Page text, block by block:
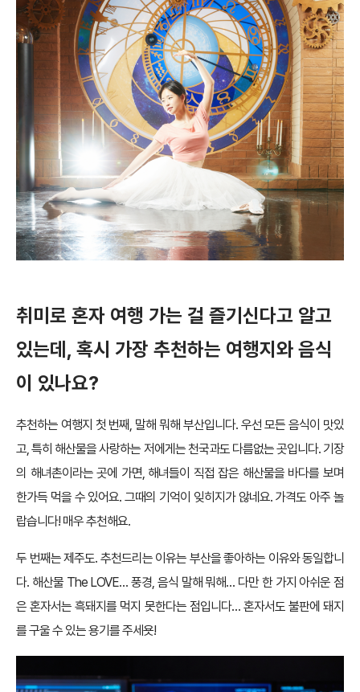
취미로 혼자 여행 가는 걸 즐기신다고 알고
있는데, 혹시 가장 추천하는 여행지와 음식
이 있나요?
추천하는 여행지 첫 번째, 말해 뭐해 부산입니다. 우선 모든 음식이 맛있
고, 특히 해산물을 사랑하는 저에게는 천국과도 다름없는 곳입니다. 기장
의 해녀촌이라는 곳에 가면, 해녀들이 직접 잡은 해산물을 바다를 보며
한가득 먹을 수 있어요. 그때의 기억이 잊히지가 않네요. 가격도 아주 놀
랍습니다! 매우 추천해요.
두 번째는 제주도. 추천드리는 이유는 부산을 좋아하는 이유와 동일합니
다. 해산물 The LOVE… 풍경, 음식 말해 뭐해… 다만 한 가지 아쉬운 점
은 혼자서는 흑돼지를 먹지 못한다는 점입니다… 혼자서도 불판에 돼지
를 구울 수 있는 용기를 주세욧!